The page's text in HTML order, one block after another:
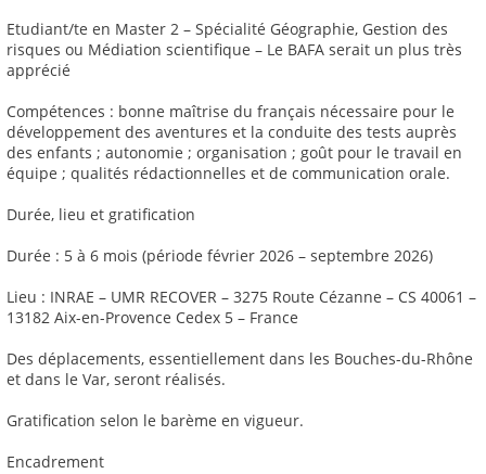
Etudiant/te en Master 2 – Spécialité Géographie, Gestion des
risques ou Médiation scientifique – Le BAFA serait un plus très
apprécié
Compétences : bonne maîtrise du français nécessaire pour le
développement des aventures et la conduite des tests auprès
des enfants ; autonomie ; organisation ; goût pour le travail en
équipe ; qualités rédactionnelles et de communication orale.
Durée, lieu et gratification
Durée : 5 à 6 mois (période février 2026 – septembre 2026)
Lieu : INRAE – UMR RECOVER – 3275 Route Cézanne – CS 40061 –
13182 Aix-en-Provence Cedex 5 – France
Des déplacements, essentiellement dans les Bouches-du-Rhône
et dans le Var, seront réalisés.
Gratification selon le barème en vigueur.
Encadrement